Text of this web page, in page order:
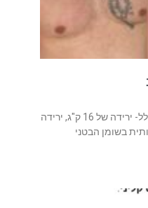
שינוי איכותי בהרכב הגוף אשר כלל- ירידה של 16 ק"ג, ירידה